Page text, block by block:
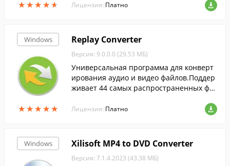
★★★★★
★★★★★ Лицензия: Платно
Windows
★★★★★
★★★★★
Replay Converter
Версия: 9.0.0.0 (29.53 МБ)
Универсальная программа для конверт
ирования аудио и видео файлов.Поддер
живает 44 самых распространенных фо
Лицензия: Платно
Windows Xilisoft MP4 to DVD Converter
Версия: 7.1.4.2023 (43.38 МБ)